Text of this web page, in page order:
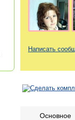
Написать
Основное